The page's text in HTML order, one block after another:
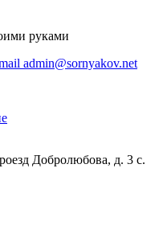
руками
admin@sornyakov.net
Добролюбова, д. 3 с.